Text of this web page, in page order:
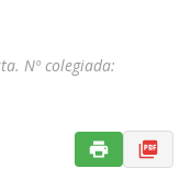
Nº colegiada: